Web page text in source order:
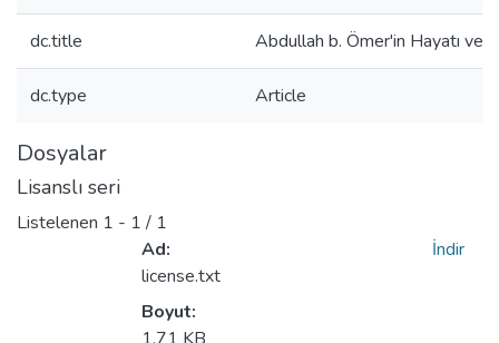
dc.title Abdullah b. Ömer'in Hayatı ve
dc.type Article
Dosyalar
Lisanslı seri
Listelenen 1 - 1 / 1
Ad:
license.txt
Boyut:
İndir